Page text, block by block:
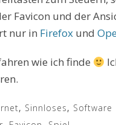
Favicon und der
nur in Firefox und
wie ich finde
, Sinnloses, Software